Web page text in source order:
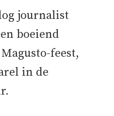
journalist
boeiend
feest,
in de